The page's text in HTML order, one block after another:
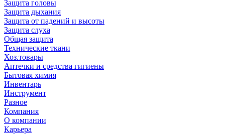
Защита головы
Защита дыхания
Защита от падений и высоты
Защита слуха
Общая защита
Технические ткани
Хоз.товары
Аптечки и средства гигиены
Бытовая химия
Инвентарь
Инструмент
Разное
Компания
О компании
Карьера